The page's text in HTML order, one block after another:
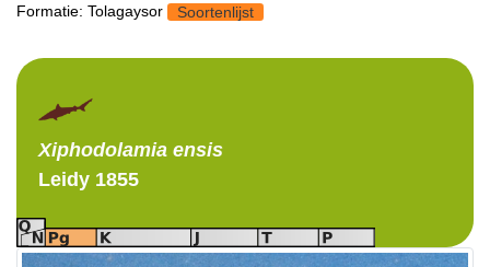
Formatie: Tolagaysor
Soortenlijst
Xiphodolamia ensis
Leidy 1855